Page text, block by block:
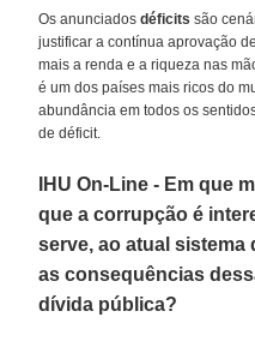
Os anunciadosdéficits são
justificar a contínua aprovação
mais a renda e a riqueza nas
é um dos países mais ricos do
abundância em todos os
de déficit.
IHU On-Line - Em que
que a corrupção é
serve, ao atual
as consequências
dívida pública?